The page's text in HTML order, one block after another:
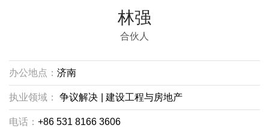
林强
合伙人
办公地点： 济南
执业领域： 争议解决 建设工程与房地产
电话： +86 531 8166 3606